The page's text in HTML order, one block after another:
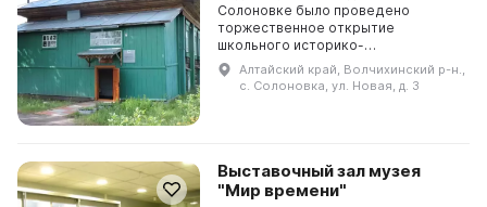
Солоновке было проведено
торжественное открытие
школьного историко-
революционного музея.
Двухэтажный дом, бывший штабом
партизанской армии, стал местом
Алтайский край, Волчихинский р-н.,
с. Солоновка, ул. Новая, д. 3
Выставочный зал музея
"Мир времени"